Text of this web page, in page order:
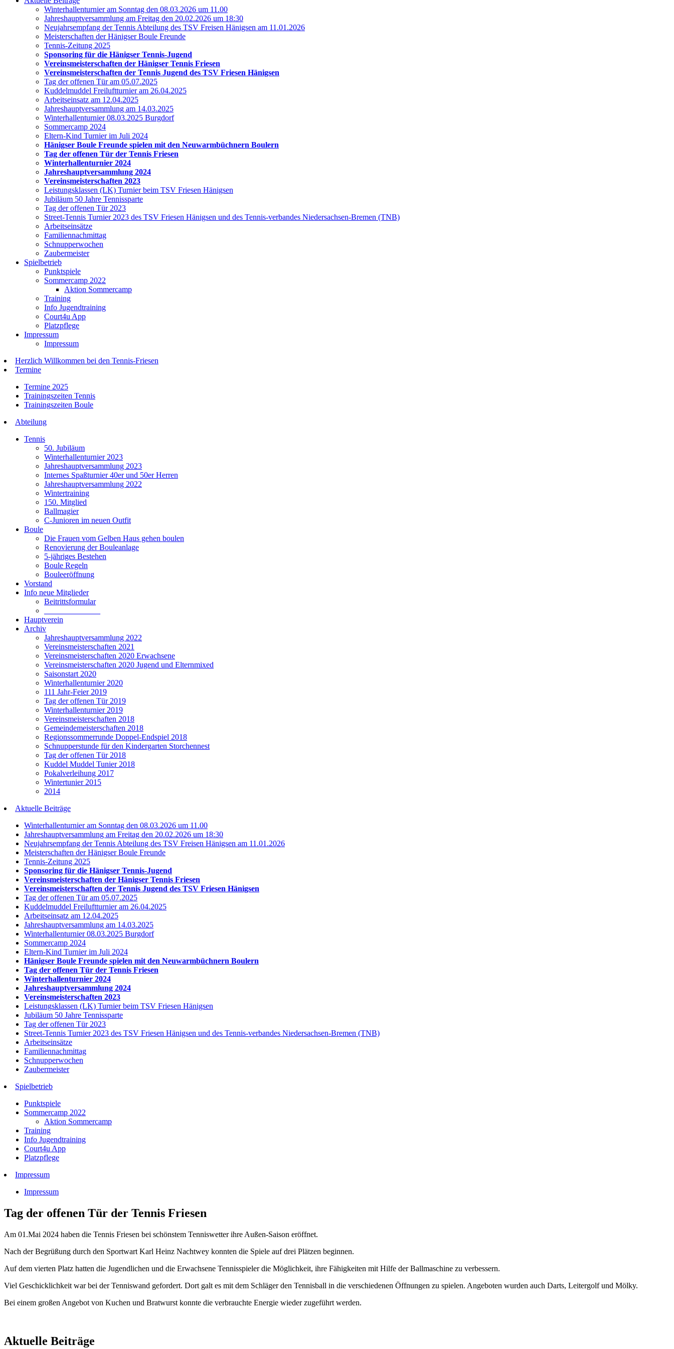
Winterhallenturnier am Sonntag den 08.03.2026 um 11.00
Jahreshauptversammlung am Freitag den 20.02.2026 um 18:30
Neujahrsempfang der Tennis Abteilung des TSV Freisen Hänigsen am 11.01.2026
Meisterschaften der Hänigser Boule Freunde
Tennis-Zeitung 2025
Sponsoring für die Hänigser Tennis-Jugend
Vereinsmeisterschaften der Hänigser Tennis Friesen
Vereinsmeisterschaften der Tennis Jugend des TSV Friesen Hänigsen
Tag der offenen Tür am 05.07.2025
Kuddelmuddel Freiluftturnier am 26.04.2025
Arbeitseinsatz am 12.04.2025
Jahreshauptversammlung am 14.03.2025
Winterhallenturnier 08.03.2025 Burgdorf
Sommercamp 2024
Eltern-Kind Turnier im Juli 2024
Hänigser Boule Freunde spielen mit den Neuwarmbüchnern Boulern
Tag der offenen Tür der Tennis Friesen
Winterhallenturnier 2024
Jahreshauptversammlung 2024
Vereinsmeisterschaften 2023
Leistungsklassen (LK) Turnier beim TSV Friesen Hänigsen
Jubiläum 50 Jahre Tennissparte
Tag der offenen Tür 2023
Street-Tennis Turnier 2023 des TSV Friesen Hänigsen und des Tennis-verbandes Niedersachsen-Bremen (TNB)
Arbeitseinsätze
Familiennachmittag
Schnupperwochen
Zaubermeister
Spielbetrieb
Punktspiele
Sommercamp 2022
Aktion Sommercamp
Training
Info Jugendtraining
Court4u App
Platzpflege
Impressum
Impressum
Herzlich Willkommen bei den Tennis-Friesen
Termine
Termine 2025
Trainingszeiten Tennis
Trainingszeiten Boule
Abteilung
Tennis
50. Jubiläum
Winterhallenturnier 2023
Jahreshauptversammlung 2023
Internes Spaßturnier 40er und 50er Herren
Jahreshauptversammlung 2022
Wintertraining
150. Mitglied
Ballmagier
C-Junioren im neuen Outfit
Boule
Die Frauen vom Gelben Haus gehen boulen
Renovierung der Bouleanlage
5-jähriges Bestehen
Boule Regeln
Bouleeröffnung
Vorstand
Info neue Mitglieder
Beitrittsformular
Hauptverein
Archiv
Jahreshauptversammlung 2022
Vereinsmeisterschaften 2021
Vereinsmeisterschaften 2020 Erwachsene
Vereinsmeisterschaften 2020 Jugend und Elternmixed
Saisonstart 2020
Winterhallenturnier 2020
111 Jahr-Feier 2019
Tag der offenen Tür 2019
Winterhallenturnier 2019
Vereinsmeisterschaften 2018
Gemeindemeisterschaften 2018
Regionssommerrunde Doppel-Endspiel 2018
Schnupperstunde für den Kindergarten Storchennest
Tag der offenen Tür 2018
Kuddel Muddel Tunier 2018
Pokalverleihung 2017
Wintertunier 2015
2014
Aktuelle Beiträge
Winterhallenturnier am Sonntag den 08.03.2026 um 11.00
Jahreshauptversammlung am Freitag den 20.02.2026 um 18:30
Neujahrsempfang der Tennis Abteilung des TSV Freisen Hänigsen am 11.01.2026
Meisterschaften der Hänigser Boule Freunde
Tennis-Zeitung 2025
Sponsoring für die Hänigser Tennis-Jugend
Vereinsmeisterschaften der Hänigser Tennis Friesen
Vereinsmeisterschaften der Tennis Jugend des TSV Friesen Hänigsen
Tag der offenen Tür am 05.07.2025
Kuddelmuddel Freiluftturnier am 26.04.2025
Arbeitseinsatz am 12.04.2025
Jahreshauptversammlung am 14.03.2025
Winterhallenturnier 08.03.2025 Burgdorf
Sommercamp 2024
Eltern-Kind Turnier im Juli 2024
Hänigser Boule Freunde spielen mit den Neuwarmbüchnern Boulern
Tag der offenen Tür der Tennis Friesen
Winterhallenturnier 2024
Jahreshauptversammlung 2024
Vereinsmeisterschaften 2023
Leistungsklassen (LK) Turnier beim TSV Friesen Hänigsen
Jubiläum 50 Jahre Tennissparte
Tag der offenen Tür 2023
Street-Tennis Turnier 2023 des TSV Friesen Hänigsen und des Tennis-verbandes Niedersachsen-Bremen (TNB)
Arbeitseinsätze
Familiennachmittag
Schnupperwochen
Zaubermeister
Spielbetrieb
Punktspiele
Sommercamp 2022
Aktion Sommercamp
Training
Info Jugendtraining
Court4u App
Platzpflege
Impressum
Impressum
Tag der offenen Tür der Tennis Friesen
Am 01.Mai 2024 haben die Tennis Friesen bei schönstem Tenniswetter ihre Außen-Saison eröffnet.
Nach der Begrüßung durch den Sportwart Karl Heinz Nachtwey konnten die Spiele auf drei Plätzen beginnen.
Auf dem vierten Platz hatten die Jugendlichen und die Erwachsene Tennisspieler die Möglichkeit, ihre Fähigkeiten mit Hilfe der Ballmaschine zu verbessern.
Viel Geschicklichkeit war bei der Tenniswand gefordert. Dort galt es mit dem Schläger den Tennisball in die verschiedenen Öffnungen zu spielen. Angeboten wurden auch Darts, Leitergolf und Mölky.
Bei einem großen Angebot von Kuchen und Bratwurst konnte die verbrauchte Energie wieder zugeführt werden.
Aktuelle Beiträge